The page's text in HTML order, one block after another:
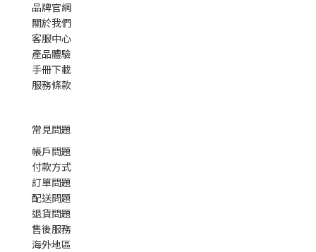
品牌官網
關於我們
客服中心
產品體驗
手冊下載
服務條款
常見問題
帳戶問題
付款方式
訂單問題
配送問題
退貨問題
售後服務
海外地區